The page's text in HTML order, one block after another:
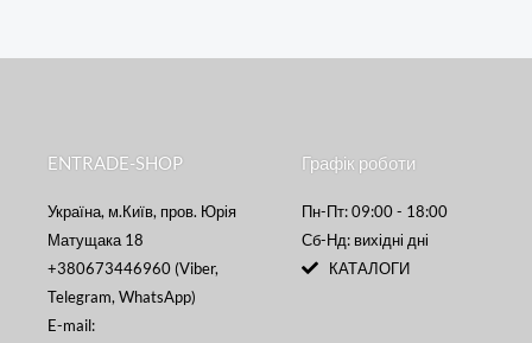
ENTRADE-SHOP
Україна, м.Київ, пров. Юрія
Матущака 18
+380673446960 (Viber,
Telegram, WhatsApp)
E-mail:
Графік роботи
Пн-Пт: 09:00 - 18:00
Сб-Нд: вихідні дні
КАТАЛОГИ